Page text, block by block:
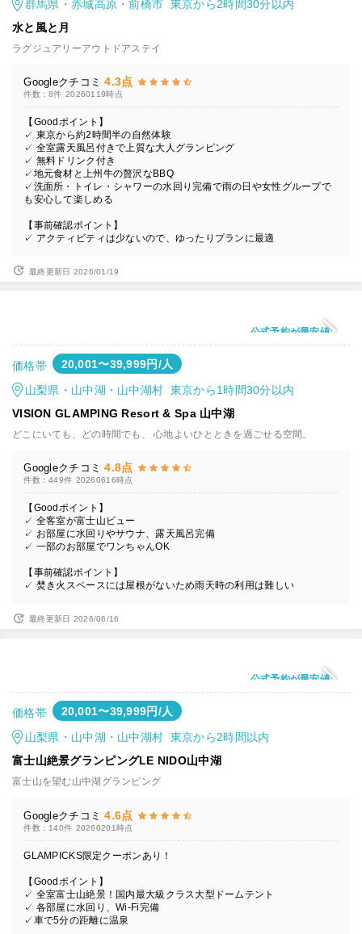
群馬県・赤城高原・前橋市 東京から2時間30分以内
水と風と月
ラグジュアリーアウトドアステイ
Googleクチコミ 4.3点
件数：8件 20260119時点
【Goodポイント】
✓ 東京から約2時間半の自然体験
✓ 全室露天風呂付きで上質な大人グランピング
✓ 無料ドリンク付き
✓地元食材と上州牛の贅沢なBBQ
✓洗面所・トイレ・シャワーの水回り完備で雨の日や女性グループで
も安心して楽しめる
【事前確認ポイント】
✓ アクティビティは少ないので、ゆったりプランに最適
最終更新日 2026/01/19
公式予約が最安値
価格帯 20,001〜39,999円/人
山梨県・山中湖・山中湖村 東京から1時間30分以内
VISION GLAMPING Resort & Spa 山中湖
どこにいても、どの時間でも、 心地よいひとときを過ごせる空間。
Googleクチコミ 4.8点
件数：449件 20260616時点
【Goodポイント】
✓ 全客室が富士山ビュー
✓ お部屋に水回りやサウナ、露天風呂完備
✓ 一部のお部屋でワンちゃんOK
【事前確認ポイント】
✓ 焚き火スペースには屋根がないため雨天時の利用は難しい
最終更新日 2026/06/16
公式予約が最安値
価格帯 20,001〜39,999円/人
山梨県・山中湖・山中湖村 東京から2時間以内
富士山絶景グランピングLE NIDO山中湖
富士山を望む山中湖グランピング
Googleクチコミ 4.6点
件数：140件 20260201時点
GLAMPICKS限定クーポンあり！
【Goodポイント】
✓ 全室富士山絶景！国内最大級クラス大型ドームテント
✓ 各部屋に水回り、Wi-Fi完備
✓車で5分の距離に温泉